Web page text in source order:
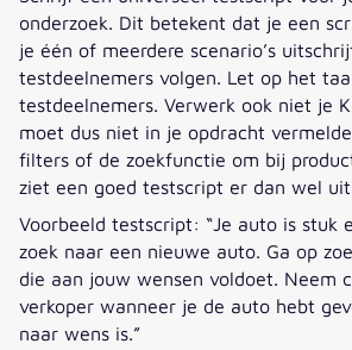
onderzoek. Dit betekent dat je een
je één of meerdere scenario’s
testdeelnemers volgen. Let op het
testdeelnemers. Verwerk ook niet je
moet dus niet in je opdracht
filters of de zoekfunctie om bij
ziet een goed testscript er dan wel
Voorbeeld testscript: “Je auto is stuk
zoek naar een nieuwe auto. Ga op
die aan jouw wensen voldoet. Neem
verkoper wanneer je de auto hebt
naar wens is.”